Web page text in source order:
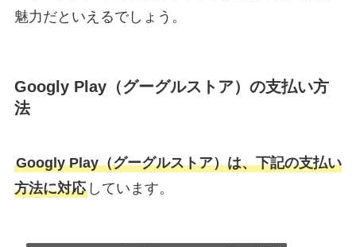
魅力だといえるでしょう。
Googly Play（グーグルストア）の支払い方
法
Googly Play（グーグルストア）は、下記の支払い
方法に対応しています。